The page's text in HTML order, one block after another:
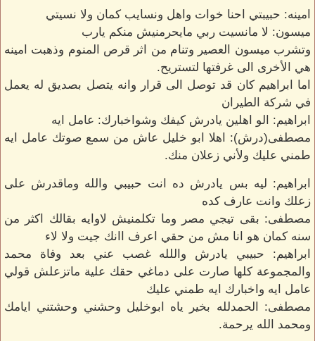
امينه: حبيبتي احنا خوات واهل ونسايب كمان ولا نسيتي
ميسون: لا مانسيت ربي مايحرمنيش منكم يارب
وتشرب ميسون العصير وتنام من اثر قرص المنوم وذهبت امينه
هي الأخرى الى غرفتها لتستريح.
اما ابراهيم كان قد توصل الى قرار وانه يتصل بصديق له يعمل
في شركة الطيران
ابراهيم: الو اهلين يادرش كيفك وشواخبارك: عامل ايه
مصطفى(درش): اهلا ابو خليل عاش من سمع صوتك عامل ايه
طمني عليك ولأني زعلان منك.
ابراهيم: ليه بس يادرش ده انت حبيبي والله وماقدرش على
زعلك وانت عارف كده
مصطفى: بقى تيجي مصر وما تكلمنيش لاوايه بقالك اكثر من
سنه كمان هو انا مش من حقي اعرف اانك جيت ولا لاء
ابراهيم: حبيبي يادرش واللله غصب عني بعد وفاة محمد
والمجموعة كلها صارت على دماغي حقك علية ماتزعلش قولي
عامل ايه واخبارك ايه طمني عليك
مصطفى: الحمدلله بخير ياه ابوخليل وحشني وحشتني ايامك
ومحمد الله يرحمة.